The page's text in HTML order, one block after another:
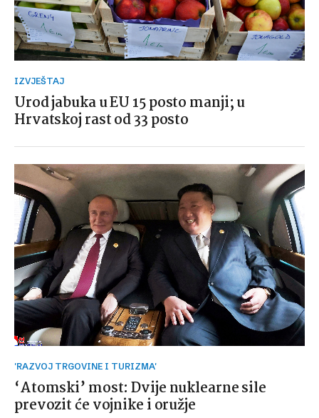
IZVJEŠTAJ
Urod jabuka u EU 15 posto manji; u
Hrvatskoj rast od 33 posto
'RAZVOJ TRGOVINE I TURIZMA'
‘Atomski’ most: Dvije nuklearne sile
prevozit će vojnike i oružje